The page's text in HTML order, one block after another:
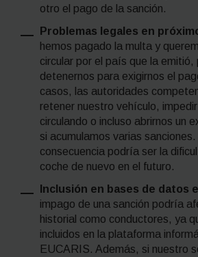
otro el pago de la sanción.
Problemas legales en
hemos pagado la multa y
circular por el país que la emitió,
detenernos para exigirnos el
casos, las autoridades
retener nuestro vehículo,
circulando o incluso abrirnos un
si acumulamos varias
consecuencia podría ser la
coche de nuevo en el futuro.
Inclusión en bases de datos
impago de una sanción podría
historial como conductores, ya
incluidos en la plataforma
EUCARIS. Además, si nuestro